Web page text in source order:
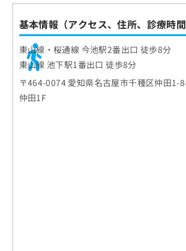
基本情報（アクセス、住所、診療時間
東山線・桜通線 今池駅2番出口 徒歩8分
東山線 池下駅1番出口 徒歩8分
〒464-0074 愛知県名古屋市千種区仲田1-
仲田1F